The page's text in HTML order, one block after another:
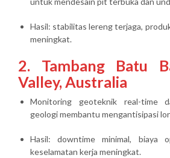
Hasil: stabilitas lereng terjaga,
meningkat.
2. Tambang Batu
Valley, Australia
Monitoring geoteknik real-time
geologi membantu mengantisipasi
Hasil: downtime minimal, biaya
keselamatan kerja meningkat.